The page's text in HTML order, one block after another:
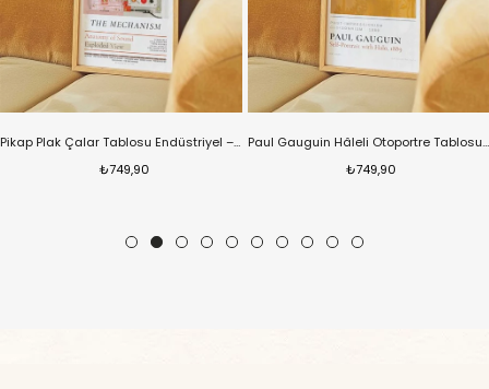
Pikap Plak Çalar Tablosu Endüstriyel – Teknik Modern Dikey Sanat Posteri – Ahşap Çerçeveli
₺749,90
Paul Gauguin Hâleli Otoportre Tablosu – Post Empresyonist Klasik Dikey Sanat Posteri – Ahşap Çerçeveli
₺749,90